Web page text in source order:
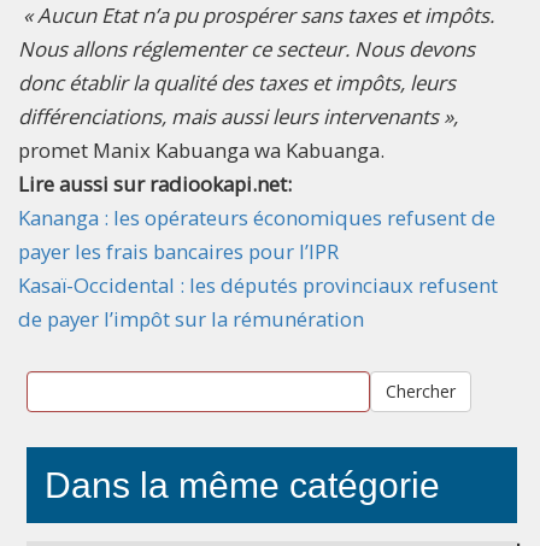
« Aucun Etat n’a pu prospérer sans taxes et impôts.
Nous allons réglementer ce secteur. Nous devons
donc établir la qualité des taxes et impôts, leurs
différenciations, mais aussi leurs intervenants »,
promet Manix Kabuanga wa Kabuanga.
Lire aussi sur radiookapi.net:
Kananga : les opérateurs économiques refusent de
payer les frais bancaires pour l’IPR
Kasaï-Occidental : les députés provinciaux refusent
de payer l’impôt sur la rémunération
Chercher
Dans la même catégorie